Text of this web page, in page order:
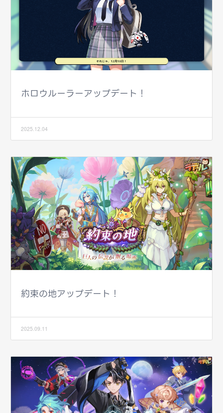
ホロウルーラーアップデート！
2025.12.04
約束の地アップデート！
2025.09.11